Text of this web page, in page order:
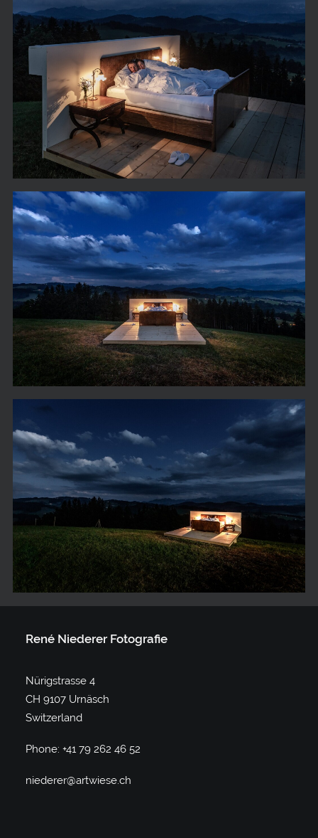
René Niederer Fotografie
Nürigstrasse 4
CH 9107 Urnäsch
Switzerland
Phone: +41 79 262 46 52
niederer@artwiese.ch